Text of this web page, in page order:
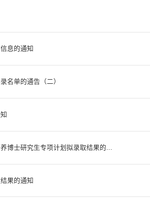
息的通知
名单的通告（二）
博士研究生专项计划拟录取结果的...
果的通知